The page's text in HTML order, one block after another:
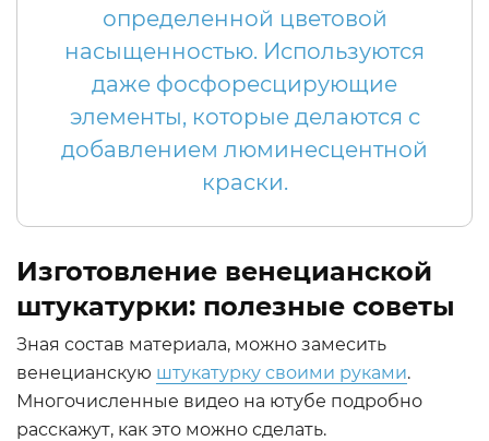
определенной цветовой
насыщенностью. Используются
даже фосфоресцирующие
элементы, которые делаются с
добавлением люминесцентной
краски.
Изготовление венецианской
штукатурки: полезные советы
Зная состав материала, можно замесить
венецианскую штукатурку своими руками.
Многочисленные видео на ютубе подробно
расскажут, как это можно сделать.